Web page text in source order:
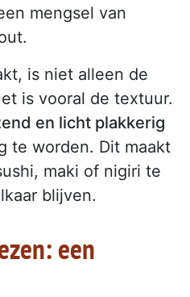
mengsel van
is niet alleen de
is vooral de textuur.
en licht plakkerig
te worden. Dit maakt
maki of nigiri te
blijven.
een